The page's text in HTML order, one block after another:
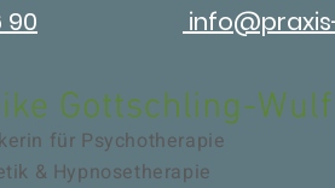
90
Gottschling-Wulf
für Psychotherapie